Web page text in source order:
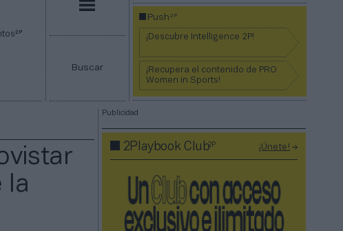
2P
Buscar
Push2P
¡Descubre Intelligence 2P!
¡Recupera el contenido de PRO
Women in Sports!
la
Publicidad
2Playbook Club2P ¡Únete!